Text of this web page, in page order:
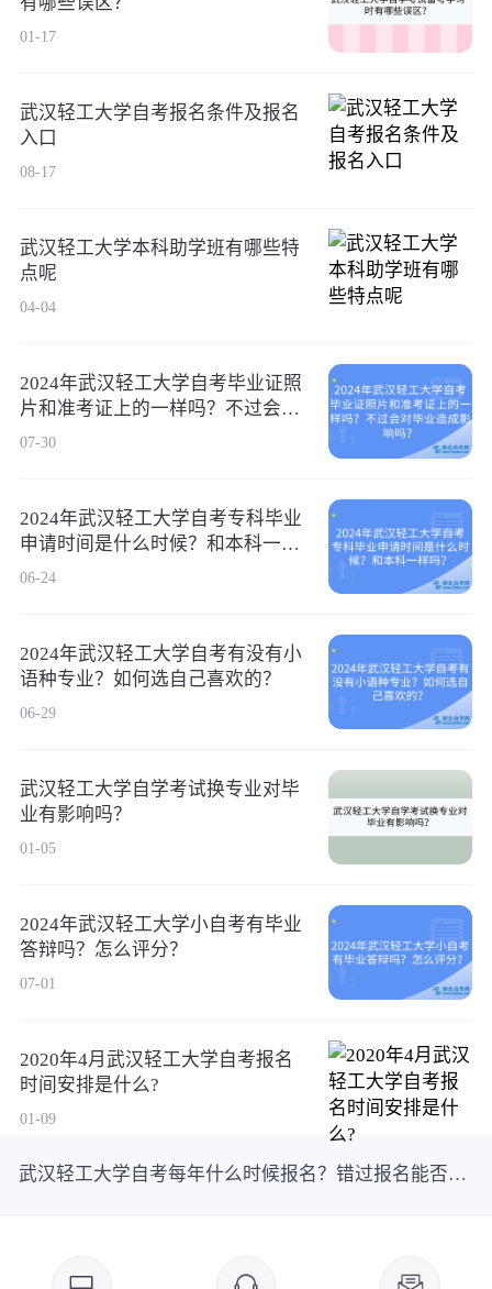
01-17
武汉轻工大学自考报名条件及报名
入口
08-17
武汉轻工大学本科助学班有哪些特
点呢
04-04
2024年武汉轻工大学自考毕业证照
片和准考证上的一样吗？不过会对
毕业造成影响吗？
07-30
2024年武汉轻工大学自考专科毕业
申请时间是什么时候？和本科一样
吗？
06-24
2024年武汉轻工大学自考有没有小
语种专业？如何选自己喜欢的？
06-29
武汉轻工大学自学考试换专业对毕
业有影响吗？
01-05
2024年武汉轻工大学小自考有毕业
答辩吗？怎么评分？
07-01
2020年4月武汉轻工大学自考报名
时间安排是什么?
01-09
武汉轻工大学自考每年什么时候报名？错过报名能否补报？